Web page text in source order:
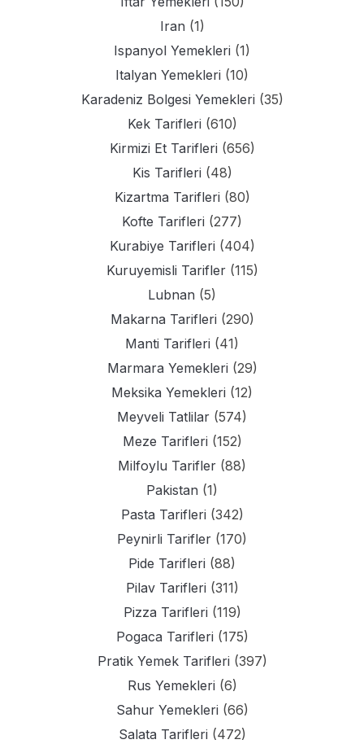
Iran (1)
Ispanyol Yemekleri (1)
Italyan Yemekleri (10)
Karadeniz Bolgesi Yemekleri (35)
Kek Tarifleri (610)
Kirmizi Et Tarifleri (656)
Kis Tarifleri (48)
Kizartma Tarifleri (80)
Kofte Tarifleri (277)
Kurabiye Tarifleri (404)
Kuruyemisli Tarifler(115)
Lubnan (5)
Makarna Tarifleri (290)
Manti Tarifleri (41)
Marmara Yemekleri (29)
Meksika Yemekleri (12)
Meyveli Tatlilar (574)
Meze Tarifleri (152)
Milfoylu Tarifler (88)
Pakistan (1)
Pasta Tarifleri (342)
Peynirli Tarifler (170)
Pide Tarifleri (88)
Pilav Tarifleri (311)
Pizza Tarifleri (119)
Pogaca Tarifleri (175)
Pratik Yemek Tarifleri (397)
Rus Yemekleri (6)
Sahur Yemekleri (66)
Salata Tarifleri (472)